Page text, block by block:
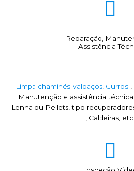
Reparação,
Assistência
Limpa chaminés Valpaços, Curros ,
Manutenção e assistência
Lenha ou Pellets, tipo
, Caldeiras,